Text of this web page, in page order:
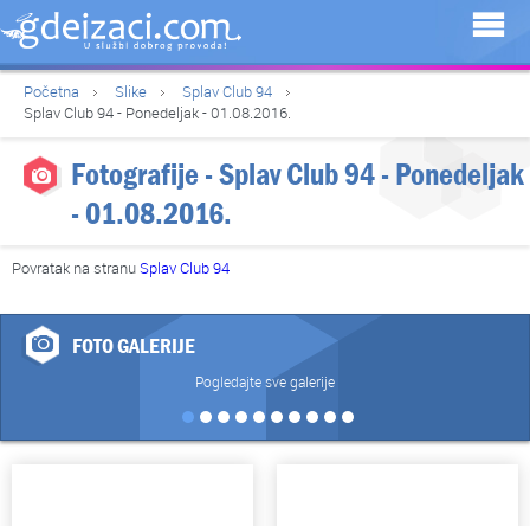
Početna Slike
Splav Club 94
Splav Club 94 - Ponedeljak - 01.08.2016.
Fotografije - Splav Club 94 - Ponedeljak
- 01.08.2016.
Povratak na stranu Splav Club 94
FOTO GALERIJE
Pogledajte sve galerije